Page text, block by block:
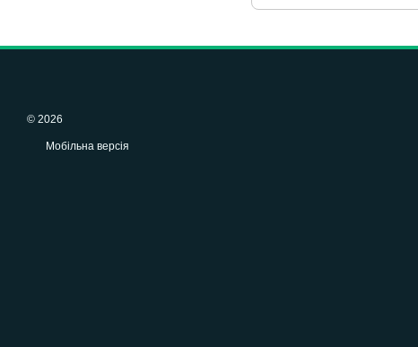
© 2026
Мобільна версія